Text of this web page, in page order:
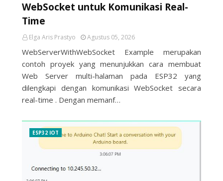
WebSocket untuk Komunikasi Real-
Time
Elga Aris Prastyo Agustus 05, 2026
WebServerWithWebSocket Example merupakan
contoh proyek yang menunjukkan cara membuat
Web Server multi-halaman pada ESP32 yang
dilengkapi dengan komunikasi WebSocket secara
real-time . Dengan memanf…
ESP32 IOT